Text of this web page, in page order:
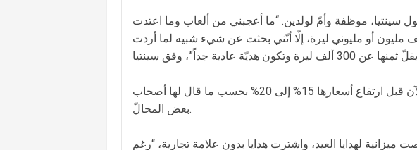
سينتيا، موظفة وأمّ لولدين. “ما أعجبني من ألعاب وما اعتدت
أو مليوني ليرة، إلّا أنّني بحثت عن شيء شبيه لما أردت
وقد سعت السيدة إلى شراء هدايا أولادها من الآن قبل ارتفاع أسعارها 15% إلى 20% بحسب ما قال لها أصحاب
بعض المحالّ.
لهدايا العيد، واشترت هدايا بدون علامة تجارية، “رغم